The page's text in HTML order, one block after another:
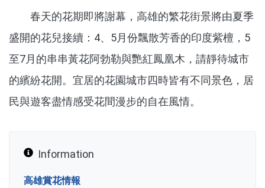
春天的花期即將謝幕，高雄的繁花街景將由夏季
盛開的花兒接續：4、5月份飄散芳香的印度紫檀，5
至7月的串串黃花阿勃勒與艷紅鳳凰木，請靜待城市
的繽紛花開。宜居的花園城市四時皆有不同景色，居
民與遊客盡情感受花間漫步的自在風情。
Information
高雄賞花情報